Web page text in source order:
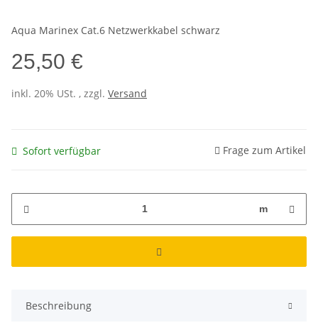
Aqua Marinex Cat.6 Netzwerkkabel schwarz
25,50 €
inkl. 20% USt. , zzgl. Versand
Sofort verfügbar Frage zum Artikel
m
Beschreibung